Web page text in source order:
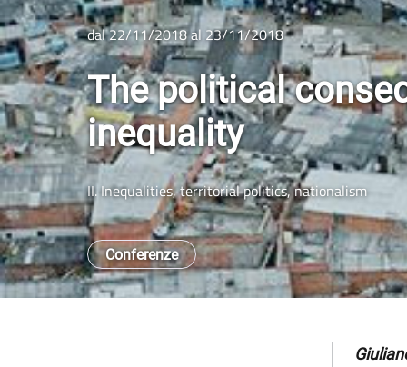
dal 22/11/2018 al 23/11/2018
The political
inequality
II. Inequalities, territorial politics, nationalism
Conferenze